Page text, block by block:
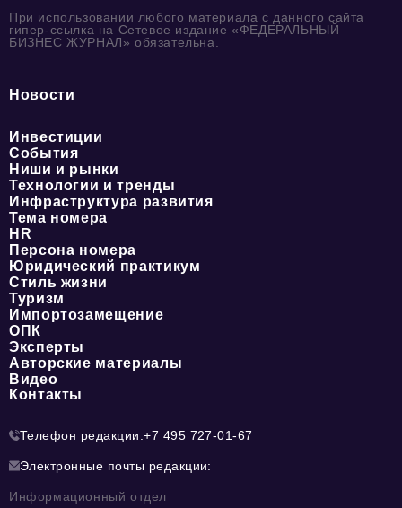
При использовании любого материала с данного сайта
гипер-ссылка на Сетевое издание «ФЕДЕРАЛЬНЫЙ
БИЗНЕС ЖУРНАЛ» обязательна.
Новости
Инвестиции
События
Ниши и рынки
Технологии и тренды
Инфраструктура развития
Тема номера
HR
Персона номера
Юридический практикум
Стиль жизни
Туризм
Импортозамещение
ОПК
Эксперты
Авторские материалы
Видео
Контакты
Телефон редакции:+7 495 727-01-67
Электронные почты редакции:
Информационный отдел